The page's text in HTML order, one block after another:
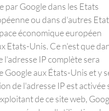
Google dans les Etats
ou dans d'autres
économique européen
Etats-Unis. Ce n'est que
l'adresse IP complète sera
Google aux États-Unis et y
de l'adresse IP est activée
de ce site web,